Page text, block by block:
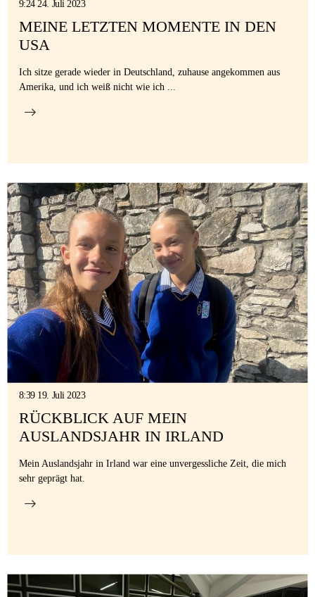
9:24 24. Juli 2023
MEINE LETZTEN MOMENTE IN DEN
USA
Ich sitze gerade wieder in Deutschland, zuhause angekommen aus
Amerika, und ich weiß nicht wie ich ...
8:39 19. Juli 2023
RÜCKBLICK AUF MEIN
AUSLANDSJAHR IN IRLAND
Mein Auslandsjahr in Irland war eine unvergessliche Zeit, die mich
sehr geprägt hat.